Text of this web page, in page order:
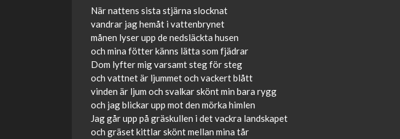
När nattens sista stjärna slocknat
vandrar jag hemåt i vattenbrynet
månen lyser upp de nedsläckta husen
och mina fötter känns lätta som fjädrar
Dom lyfter mig varsamt steg för steg
och vattnet är ljummet och vackert blått
vinden är ljum och svalkar skönt min bara rygg
och jag blickar upp mot den mörka himlen
Jag går upp på gräskullen i det vackra landskapet
och gräset kittlar skönt mellan mina tår